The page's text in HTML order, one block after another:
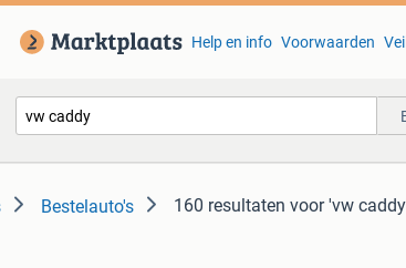
Help en info Voorwaarden
Bestelauto's 160 resultaten voor 'vw